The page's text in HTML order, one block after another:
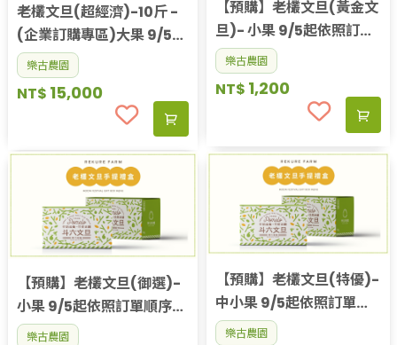
老欉文旦(超經濟)-10斤 -
(企業訂購專區)大果 9/5起
依照訂單順序出貨
樂古農園
NT$ 15,000
【預購】老欉文旦(黃金文
旦)- 小果 9/5起依照訂單
順序出貨
樂古農園
NT$ 1,200
【預購】老欉文旦(御選)-
小果 9/5起依照訂單順序出
貨樂古農園
【預購】老欉文旦(特優)-
中小果 9/5起依照訂單順
序出貨
樂古農園